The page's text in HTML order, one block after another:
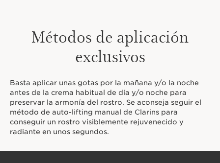
Métodos de aplicación
exclusivos
Basta aplicar unas gotas por la mañana y/o la noche
antes de la crema habitual de día y/o noche para
preservar la armonía del rostro. Se aconseja seguir el
método de auto-lifting manual de Clarins para
conseguir un rostro visiblemente rejuvenecido y
radiante en unos segundos.